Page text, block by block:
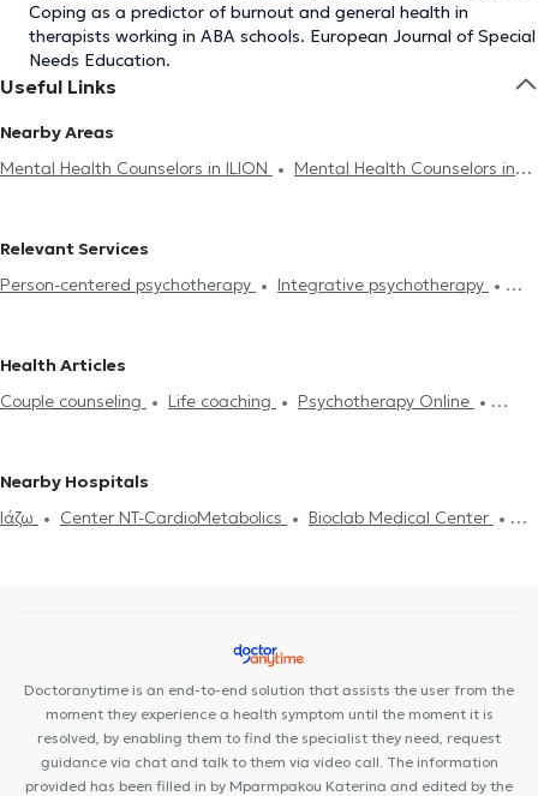
Coping as a predictor of burnout and general health in
therapists working in ABA schools. European Journal of Special
Needs Education.
Useful Links
Nearby Areas
Mental Health Counselors in ILION
Mental Health Counselors in
Mental Health Counselors in PATISIA
PETROUPOLI
Mental Health Counselors in ANO PATISIA
Mental
Mental Health Counselors in THISEIO
Mental Health Counselors in
Mental Health Counselors in AGIOI ANARGIRI
Counselors in PETRALONA
Mental Health Counselors in GIZI
Relevant Services
Person-centered psychotherapy
Integrative psychotherapy
Feeling of fear and panic
worry
Αdolescent counseling
Συμβουλευτική γονέων και
Test
Career counseling Θέματα σχέσεων
Health Articles
Couple counseling
Life coaching
Psychotherapy Online
Orientation Test
Nearby Hospitals
Ιάζω
Center NT-CardioMetabolics
Bioclab Medical Center
Doctoranytime is an end-to-end solution that assists the user from the
moment they experience a health symptom until the moment it is
resolved, by enabling them to find the specialist they need, request
guidance via chat and talk to them via video call. The information
provided has been filled in by Mparmpakou Katerina and edited by the